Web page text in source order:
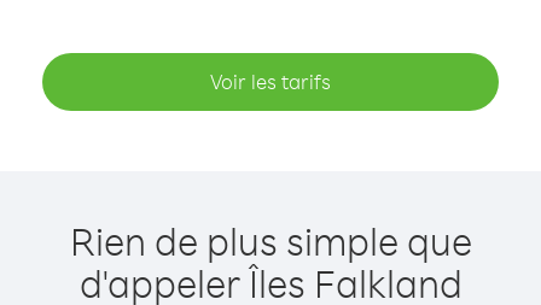
Voir les tarifs
Rien de plus simple que
d'appeler Îles Falkland